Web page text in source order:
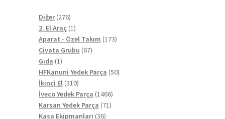
Diğer 276276
ürün
2. El Araç 11
ürün
Aparat - Özel Takım 173173
Civata Grubu 6767
Gıda 11
ürün
HFKanuni Yedek Parça 5050
İkinci El 310310
ürün
İveco Yedek Parça 14661466
ürün
Karsan Yedek Parça 7171
Kasa Ekipmanları 3636